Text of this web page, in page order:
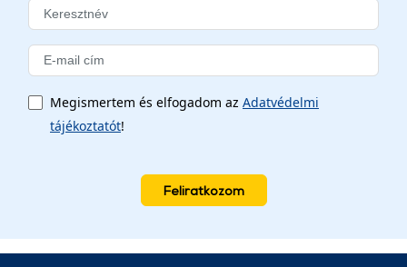
Megismertem és elfogadom az Adatvédelmi
tájékoztatót!
Feliratkozom